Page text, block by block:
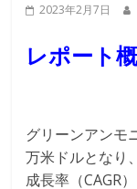
2023年2月7日
レポート
グリーンアンモ
万米ドルとなり
成長率（CAGR